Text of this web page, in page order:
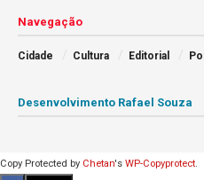
Navegação
Cidade Cultura Editorial
Desenvolvimento Rafael Souza
Copy Protected by Chetan's WP-Copyprotect.